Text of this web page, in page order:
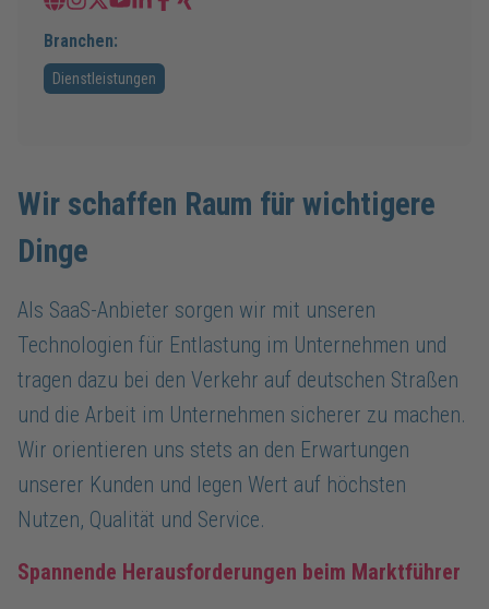
Branchen:
Dienstleistungen
Wir schaffen Raum für wichtigere
Dinge
Als SaaS-Anbieter sorgen wir mit unseren
Technologien für Entlastung im Unternehmen und
tragen dazu bei den Verkehr auf deutschen Straßen
und die Arbeit im Unternehmen sicherer zu machen.
Wir orientieren uns stets an den Erwartungen
unserer Kunden und legen Wert auf höchsten
Nutzen, Qualität und Service.
Spannende Herausforderungen beim Marktführer